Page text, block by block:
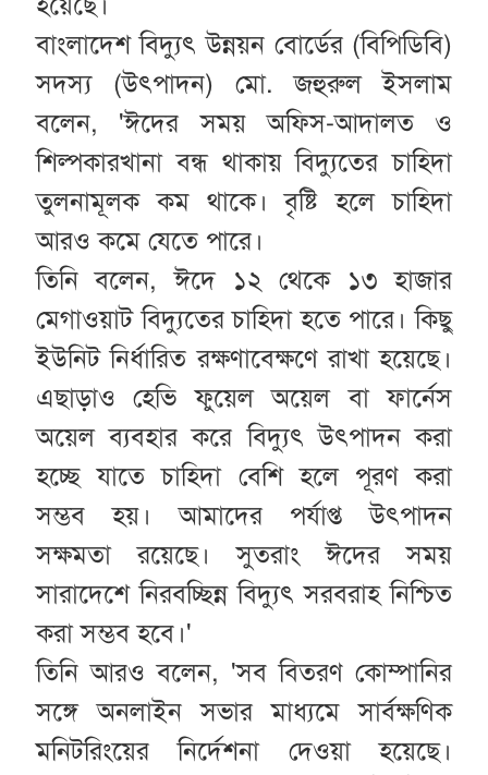
বাংলাদেশ বিদ্যুৎ উন্নয়ন বোর্ডের (বিপিডিবি)
সদস্য (উৎপাদন) মো. জহুরুল ইসলাম
বলেন, 'ঈদের সময় অফিস-আদালত ও
শিল্পকারখানা বন্ধ থাকায় বিদ্যুতের চাহিদা
তুলনামূলক কম থাকে। বৃষ্টি হলে চাহিদা
আরও কমে যেতে পারে।
তিনি বলেন, ঈদে ১২ থেকে ১৩ হাজার
মেগাওয়াট বিদ্যুতের চাহিদা হতে পারে। কিছু
ইউনিট নির্ধারিত রক্ষণাবেক্ষণে রাখা হয়েছে।
এছাড়াও হেভি ফুয়েল অয়েল বা ফার্নেস
অয়েল ব্যবহার করে বিদ্যুৎ উৎপাদন করা
হচ্ছে যাতে চাহিদা বেশি হলে পূরণ করা
সম্ভব হয়। আমাদের পর্যাপ্ত উৎপাদন
সক্ষমতা রয়েছে। সুতরাং ঈদের সময়
সারাদেশে নিরবচ্ছিন্ন বিদ্যুৎ সরবরাহ নিশ্চিত
করা সম্ভব হবে।'
তিনি আরও বলেন, 'সব বিতরণ কোম্পানির
সঙ্গে অনলাইন সভার মাধ্যমে সার্বক্ষণিক
মনিটরিংয়ের নির্দেশনা দেওয়া হয়েছে।